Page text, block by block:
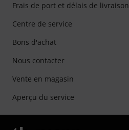
Frais de port et délais de livraison
Centre de service
Bons d'achat
Nous contacter
Vente en magasin
Aperçu du service